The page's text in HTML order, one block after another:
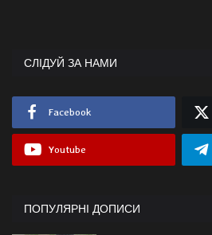
СЛІДУЙ ЗА НАМИ
Facebook
Youtube
ПОПУЛЯРНІ ДОПИСИ